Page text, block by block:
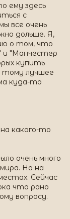
ему здесь
с
все очень
дольше. Я,
о том, что
и "Манчестер
купить
тому лучшее
куда-то
какого-то
очень много
Но на
Сейчас
что рано
вопросу.